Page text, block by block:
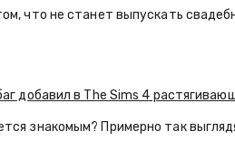
что не станет выпускать
добавил в The Sims 4
знакомым? Примерно так